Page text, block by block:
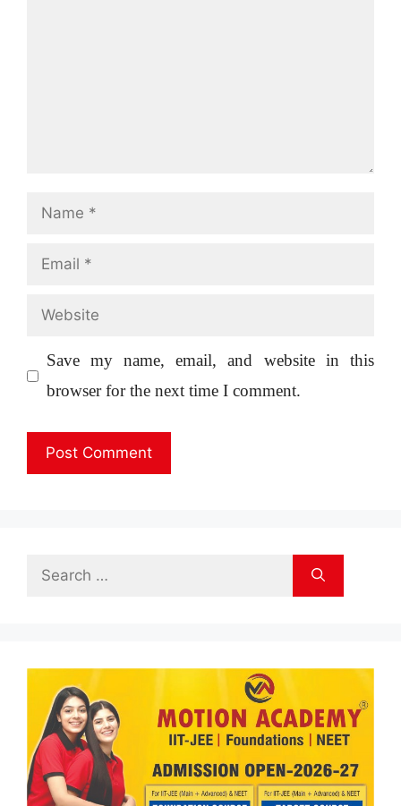
Name
Email
Website
Save my name, email, and website in this
browser for the next time I comment.
Search